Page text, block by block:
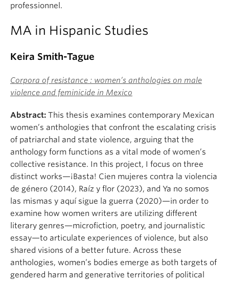
professionnel.
MA in Hispanic Studies
Keira Smith-Tague
Corpora of resistance : women’s anthologies on male
violence and feminicide in Mexico
Abstract: This thesis examines contemporary Mexican
women’s anthologies that confront the escalating crisis
of patriarchal and state violence, arguing that the
anthology form functions as a vital mode of women’s
collective resistance. In this project, I focus on three
distinct works—¡Basta! Cien mujeres contra la violencia
de género (2014), Raíz y flor (2023), and Ya no somos
las mismas y aquí sigue la guerra (2020)—in order to
examine how women writers are utilizing different
literary genres—microfiction, poetry, and journalistic
essay—to articulate experiences of violence, but also
shared visions of a better future. Across these
anthologies, women’s bodies emerge as both targets of
gendered harm and generative territories of political